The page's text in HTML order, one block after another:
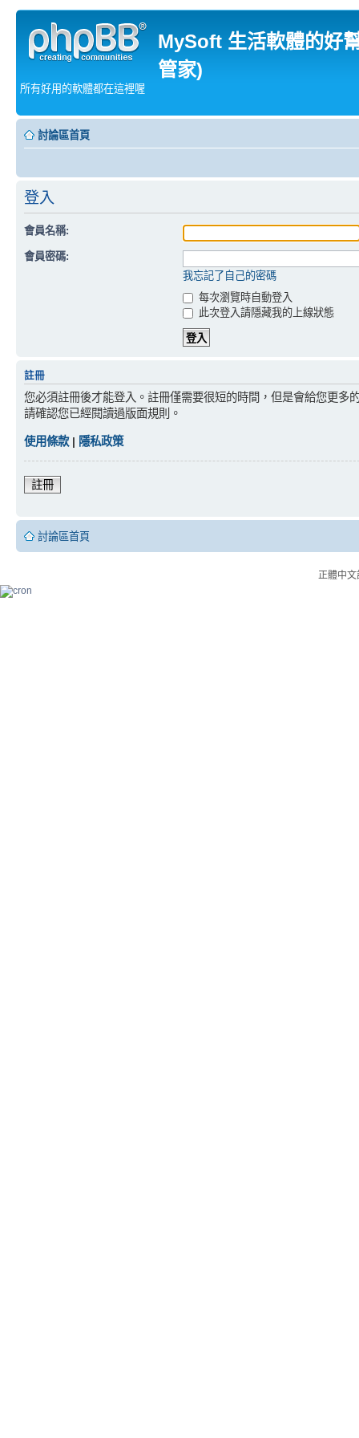
MySoft 生活軟體的好
管家)
所有好用的軟體都在這裡喔
討論區首頁
登入
會員名稱:
會員密碼:
我忘記了自己的密碼
每次瀏覽時自動登入
此次登入請隱藏我的上線狀態
註冊
您必須註冊後才能登入。註冊僅需要很短的時間，但是會給您更
請確認您已經閱讀過版面規則。
使用條款| 隱私政策
註冊
討論區首頁
正體中